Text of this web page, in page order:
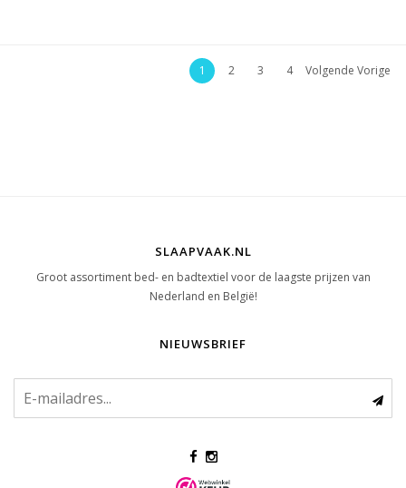
1 2 3 4 Volgende Vorige
SLAAPVAAK.NL
Groot assortiment bed- en badtextiel voor de laagste prijzen van
Nederland en België!
NIEUWSBRIEF